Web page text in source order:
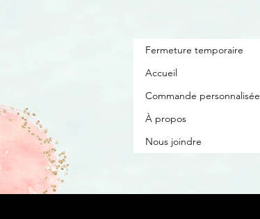
Fermeture temporaire
Accueil
Commande personnalisée
À propos
Nous joindre